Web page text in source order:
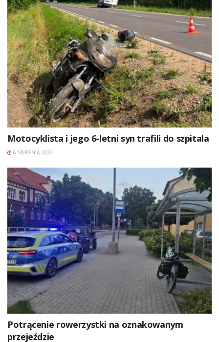
Motocyklista i jego 6-letni syn trafili do szpitala
6 SIERPNIA 2026
Potrącenie rowerzystki na oznakowanym
przejeździe